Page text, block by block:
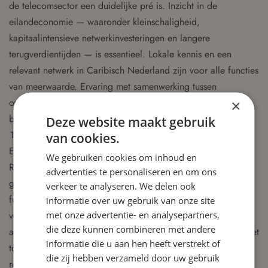
de telecomsector een duidelijke pré is. Inzicht in de
eilandeconomie — waaronder kleinschaligheid,
kapitaalintensieve netwerkinvesteringen en langere
terugverdientijden — is essentieel. Lokale kennis en een
relevant netwerk in Caribisch Nederland zijn voor alle functies
van meerwaarde. Ervaring met samenwerking tussen
overheidsbedrijven binnen het Koninkrijk is eveneens van
belang.
Profiel voorzitter Raad van Commissarissen
Een bestuurlijk en strategisch profiel: De voorzitter van de
Raad van Commissarissen is een ervaren toezichthouder met
gezag en overzicht, die het vermogen heeft om het
functioneren van de Raad als geheel te versterken. De
voorzitter is een natuurlijke gesprekspartner voor bestuur en
aandeelhouder. De voorzitter beschikt over ruime ervaring met
toezicht en governance en heeft scherp inzicht in
rolzuiverheid, verantwoordelijkheidsverdeling en strategisch
×
Deze website maakt gebruik
van cookies.
We gebruiken cookies om inhoud en
advertenties te personaliseren en om ons
verkeer te analyseren. We delen ook
informatie over uw gebruik van onze site
met onze advertentie- en analysepartners,
die deze kunnen combineren met andere
informatie die u aan hen heeft verstrekt of
die zij hebben verzameld door uw gebruik